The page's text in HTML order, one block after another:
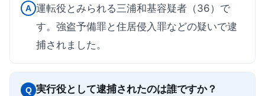
A 運転役とみられる三浦和基容疑者（36）で
す。強盗予備罪と住居侵入罪などの疑いで逮
捕されました。
Q 実行役として逮捕されたのは誰ですか？